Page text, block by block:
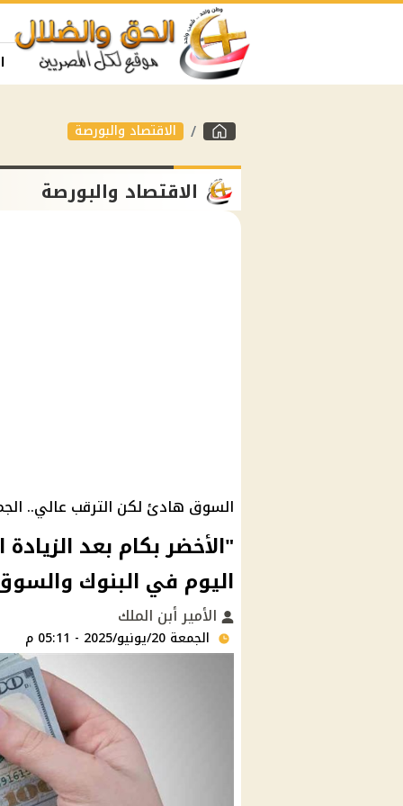
الاقتصاد والبورصة
الاقتصاد والبورصة
السوق هادئ لكن الترقب عالي..
"الأخضر بكام بعد
اليوم في البنوك والسوق
الأمير أبن الملك
الجمعة 20/يونيو/2025 - 05:11 م